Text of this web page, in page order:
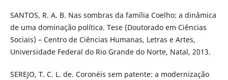
SANTOS, R. A. B. Nas sombras da família Coelho: a dinâmica
de uma dominação política. Tese (Doutorado em Ciências
Sociais) – Centro de Ciências Humanas, Letras e Artes,
Universidade Federal do Rio Grande do Norte, Natal, 2013.
SEREJO, T. C. L. de. Coronéis sem patente: a modernização